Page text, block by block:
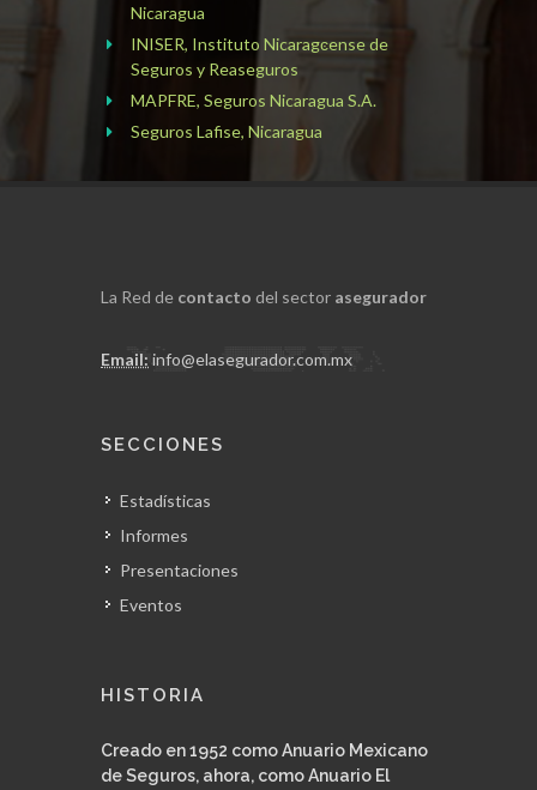
Nicaragua
INISER, Instituto Nicaragͼense de
Seguros y Reaseguros
MAPFRE, Seguros Nicaragua S.A.
Seguros Lafise, Nicaragua
La Red de contacto del sector asegurador
Email: info@elasegurador.com.mx
SECCIONES
Estadísticas
Informes
Presentaciones
Eventos
HISTORIA
Creado en 1952 como Anuario Mexicano
de Seguros, ahora, como Anuario El